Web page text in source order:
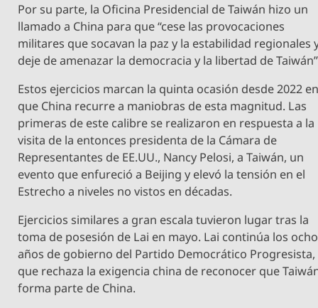
Por su parte, la Oficina Presidencial de Taiwán hizo un
llamado a China para que “cese las provocaciones
militares que socavan la paz y la estabilidad regionales
deje de amenazar la democracia y la libertad de
Estos ejercicios marcan la quinta ocasión desde 2022
que China recurre a maniobras de esta magnitud. Las
primeras de este calibre se realizaron en respuesta a la
visita de la entonces presidenta de la Cámara de
Representantes de EE.UU., Nancy Pelosi, a Taiwán, un
evento que enfureció a Beijing y elevó la tensión en el
Estrecho a niveles no vistos en décadas.
Ejercicios similares a gran escala tuvieron lugar tras la
toma de posesión de Lai en mayo. Lai continúa los ocho
años de gobierno del Partido Democrático Progresista,
que rechaza la exigencia china de reconocer que
forma parte de China.